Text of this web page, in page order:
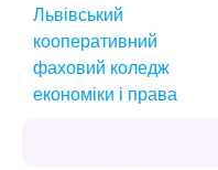
Львівський
кооперативний
фаховий коледж
економіки і права